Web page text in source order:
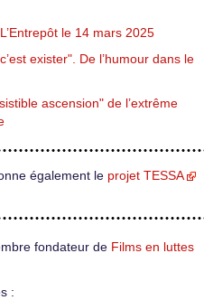
le 14 mars 2025
exister". De l’humour dans le
ascension" de l’extrême
également le projet TESSA
fondateur de Films en luttes
: